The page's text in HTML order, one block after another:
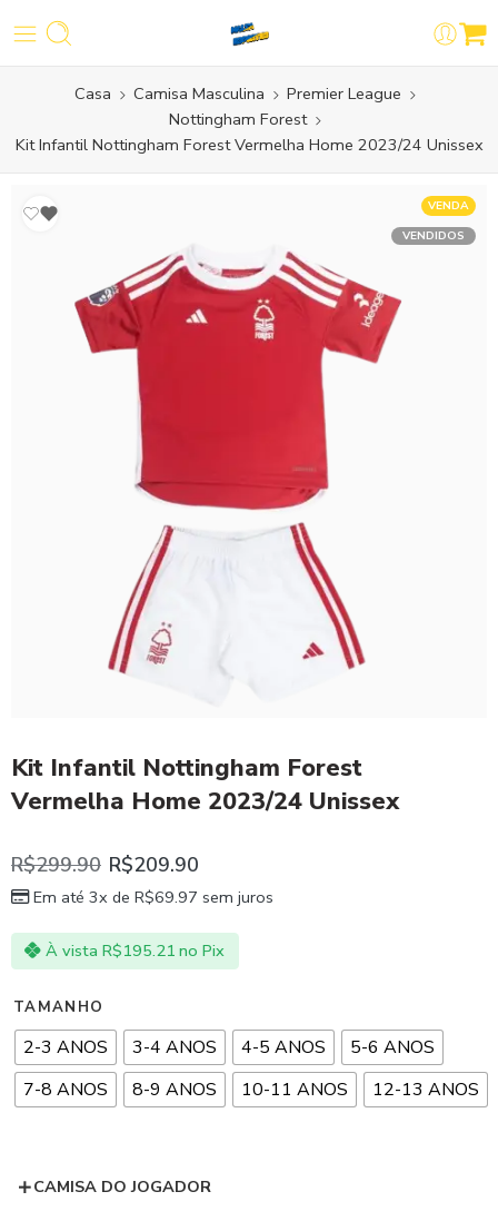
Casa Camisa Masculina
Premier League
Nottingham Forest
Kit Infantil Nottingham Forest Vermelha Home 2023/24 Unissex
VENDA
VENDIDOS
Kit Infantil Nottingham Forest
Vermelha Home 2023/24 Unissex
R$299.90 R$209.90
Em até 3x de R$69.97 sem juros
À vista R$195.21 no Pix
TAMANHO
2-3 ANOS 3-4 ANOS 4-5 ANOS
5-6 ANOS
7-8 ANOS
8-9 ANOS 10-11 ANOS 12-13 ANOS
CAMISA DO JOGADOR